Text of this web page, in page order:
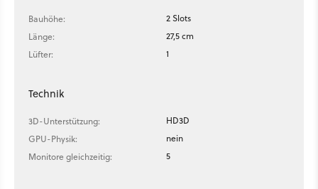
Bauhöhe:
2 Slots
Länge:
27,5 cm
Lüfter:
1
Technik
3D-Unterstützung:
HD3D
GPU-Physik:
nein
Monitore gleichzeitig:
5